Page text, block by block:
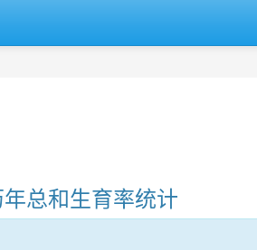
总和生育率统计